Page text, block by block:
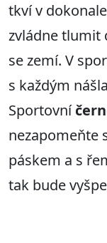
tkví v
zvládne tlumit
se zemí. V
s každým
Sportovní
nezapomeňte
páskem a s
tak bude